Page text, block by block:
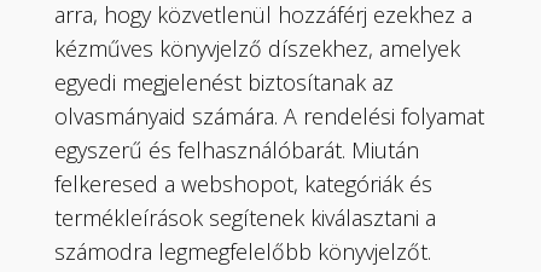
arra, hogy közvetlenül hozzáférj ezekhez a
kézműves könyvjelző díszekhez, amelyek
egyedi megjelenést biztosítanak az
olvasmányaid számára. A rendelési folyamat
egyszerű és felhasználóbarát. Miután
felkeresed a webshopot, kategóriák és
termékleírások segítenek kiválasztani a
számodra legmegfelelőbb könyvjelzőt.